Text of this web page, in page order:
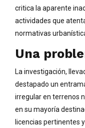
critica la aparente
actividades que
normativas
Una
La investigación,
destapado un
irregular en terrenos
en su mayoría
licencias pertinentes